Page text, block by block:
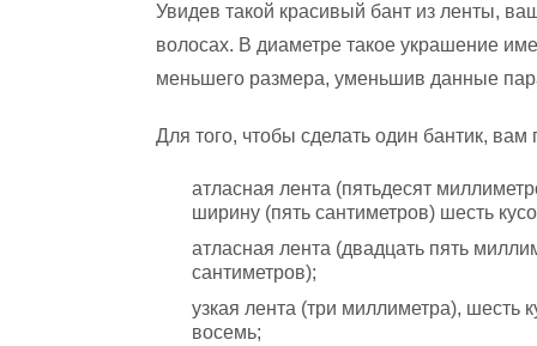
Увидев такой красивый бант из ленты,
волосах. В диаметре такое украшение
меньшего размера, уменьшив данные
Для того, чтобы сделать один бантик, вам
атласная лента (пятьдесят
ширину (пять сантиметров) шесть
атласная лента (двадцать пять
сантиметров);
узкая лента (три миллиметра), шесть
восемь;